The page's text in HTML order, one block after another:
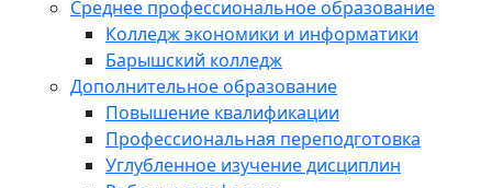
Среднее профессиональное образование
Колледж экономики и информатики
Барышский колледж
Дополнительное образование
Повышение квалификации
Профессиональная переподготовка
Углубленное изучение дисциплин